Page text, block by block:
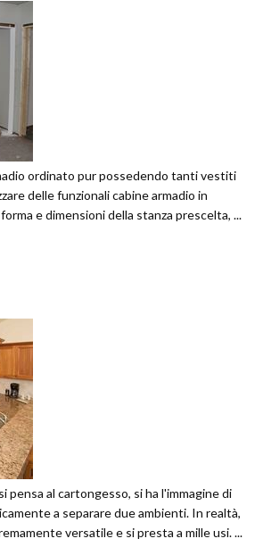
ordinato pur possedendo tanti vestiti
delle funzionali cabine armadio in
e dimensioni della stanza prescelta, ...
pensa al cartongesso, si ha l'immagine di
a separare due ambienti. In realtà,
versatile e si presta a mille usi. ...